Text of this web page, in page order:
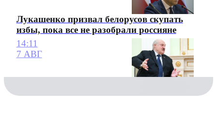
Лукашенко призвал белорусов скупать
избы, пока все не разобрали россияне
14:11
7 АВГ